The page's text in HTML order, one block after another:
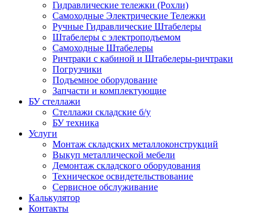
Гидравлические тележки (Рохли)
Самоходные Электрические Тележки
Ручные Гидравлические Штабелеры
Штабелеры с электроподъемом
Самоходные Штабелеры
Ричтраки с кабиной и Штабелеры-ричтраки
Погрузчики
Подъемное оборудование
Запчасти и комплектующие
БУ стеллажи
Стеллажи складские б/у
БУ техника
Услуги
Монтаж складских металлоконструкций
Выкуп металлической мебели
Демонтаж складского оборудования
Техническое освидетельствование
Сервисное обслуживание
Калькулятор
Контакты